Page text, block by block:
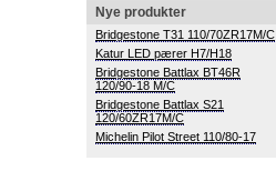
Nye produkter
Bridgestone T31 110/70ZR17M/C
Katur LED pærer H7/H18
120/90-18 M/C
120/60ZR17M/C
Michelin Pilot Street 110/80-17